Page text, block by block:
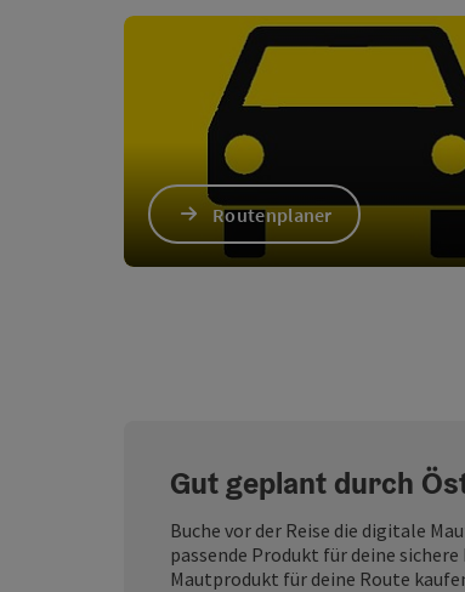
Routenplaner
Gut geplant durch
Buche vor der Reise die digitale
passende Produkt für deine
Mautprodukt für deine Route